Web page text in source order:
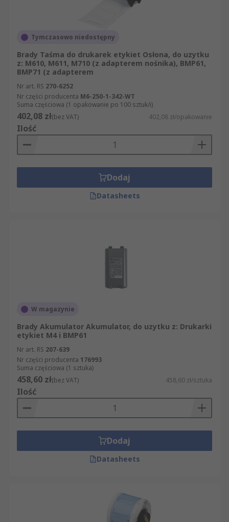
Tymczasowo niedostępny
Brady Taśma do drukarek etykiet Osłona, do uzytku
z: M610, M611, M710 (z adapterem nośnika), BMP61,
BMP71 (z adapterem
Nr art. RS 270-6252
Nr części producenta M6-250-1-342-WT
Suma częściowa (1 opakowanie po 100 sztuk/i)
402,08 zł(bez VAT) 402,08 zł/opakowanie
Ilość
Dodaj
Datasheets
W magazynie
Brady Akumulator Akumulator, do uzytku z: Drukarki
etykiet M4 i BMP61
Nr art. RS 207-639
Nr części producenta 176993
Suma częściowa (1 sztuka)
458,60 zł(bez VAT) 458,60 zł/sztuka
Ilość
Dodaj
Datasheets